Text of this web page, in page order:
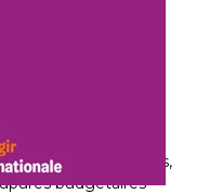
difficultés profondes,
budgétaires